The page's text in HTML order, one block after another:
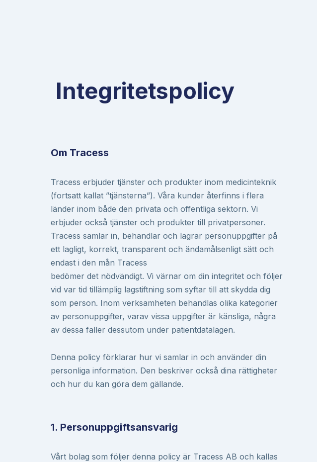
Integritetspolicy
Om Tracess
Tracess erbjuder tjänster och produkter inom medicinteknik
(fortsatt kallat ”tjänsterna”). Våra kunder återfinns i flera
länder inom både den privata och offentliga sektorn. Vi
erbjuder också tjänster och produkter till privatpersoner.
Tracess samlar in, behandlar och lagrar personuppgifter på
ett lagligt, korrekt, transparent och ändamålsenligt sätt och
endast i den mån Tracess
bedömer det nödvändigt. Vi värnar om din integritet och följer
vid var tid tillämplig lagstiftning som syftar till att skydda dig
som person. Inom verksamheten behandlas olika kategorier
av personuppgifter, varav vissa uppgifter är känsliga, några
av dessa faller dessutom under patientdatalagen.
Denna policy förklarar hur vi samlar in och använder din
personliga information. Den beskriver också dina rättigheter
och hur du kan göra dem gällande.
1. Personuppgiftsansvarig
Vårt bolag som följer denna policy är Tracess AB och kallas